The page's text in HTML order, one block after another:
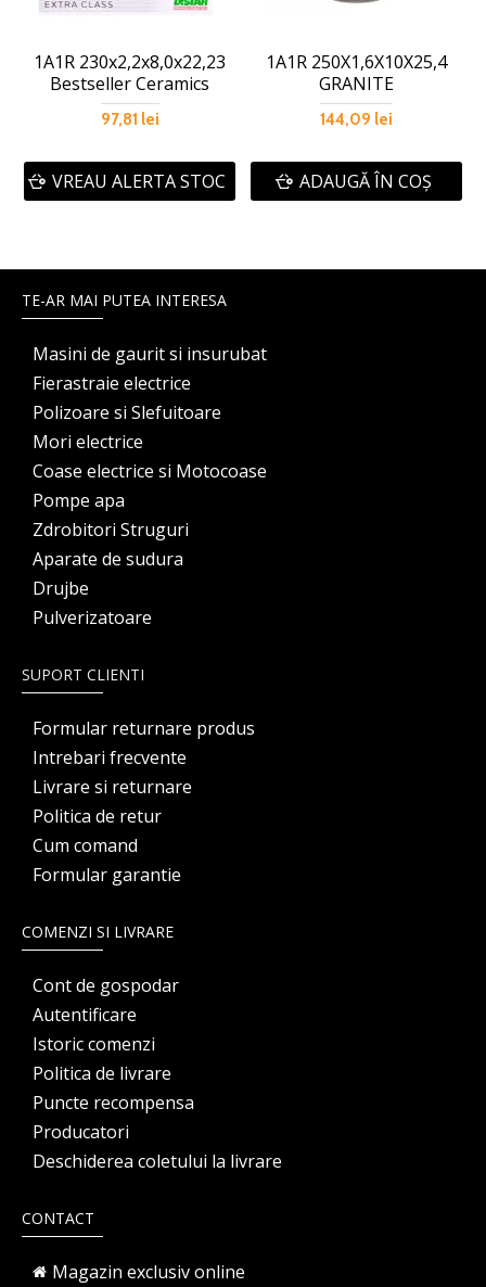
1A1R 230x2,2x8,0x22,23
Bestseller Ceramics
97,81 lei
VREAU ALERTA STOC
1A1R 250X1,6X10X25,4
GRANITE
144,09 lei
ADAUGĂ ÎN COŞ
TE-AR MAI PUTEA INTERESA
Masini de gaurit si insurubat
Fierastraie electrice
Polizoare si Slefuitoare
Mori electrice
Coase electrice si Motocoase
Pompe apa
Zdrobitori Struguri
Aparate de sudura
Drujbe
Pulverizatoare
SUPORT CLIENTI
Formular returnare produs
Intrebari frecvente
Livrare si returnare
Politica de retur
Cum comand
Formular garantie
COMENZI SI LIVRARE
Cont de gospodar
Autentificare
Istoric comenzi
Politica de livrare
Puncte recompensa
Producatori
Deschiderea coletului la livrare
CONTACT
Magazin exclusiv online